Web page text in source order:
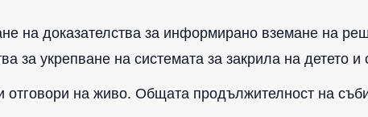
на доказателства за информирано вземане на
за укрепване на системата за закрила на детето и
на живо. Общата продължителност на